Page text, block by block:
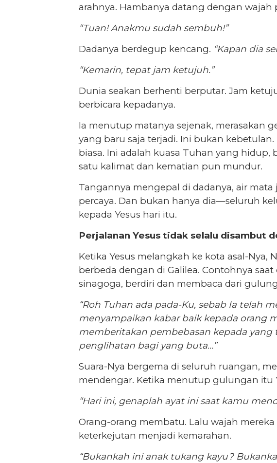
arahnya. Hambanya datang dengan wajah
“Tuan! Anakmu sudah sembuh!”
Dadanya berdegup kencang. “Kapan dia
“Kemarin, tepat jam ketujuh.”
Dunia seakan berhenti berputar. Jam
berbicara kepadanya.
Ia menutup matanya sejenak, merasakan
yang baru saja terjadi. Ini bukan
biasa. Ini adalah kuasa Tuhan yang hidup,
satu kalimat dan kematian pun mundur.
Tangannya mengepal di dadanya, air mata
percaya. Dan bukan hanya dia—seluruh
kepada Yesus hari itu.
Perjalanan Yesus tidak selalu disambut
Ketika Yesus melangkah ke kota asal-Nya,
berbeda dengan di Galilea. Contohnya saat
sinagoga, berdiri dan membaca dari
“Roh Tuhan ada pada-Ku, sebab Ia telah
menyampaikan kabar baik kepada orang
memberitakan pembebasan kepada yang
penglihatan bagi yang buta…”
Suara-Nya bergema di seluruh ruangan,
mendengar. Ketika menutup gulungan itu
“Hari ini, genaplah ayat ini saat kamu
Orang-orang membatu. Lalu wajah mereka
keterkejutan menjadi kemarahan.
“Bukankah ini anak tukang kayu?